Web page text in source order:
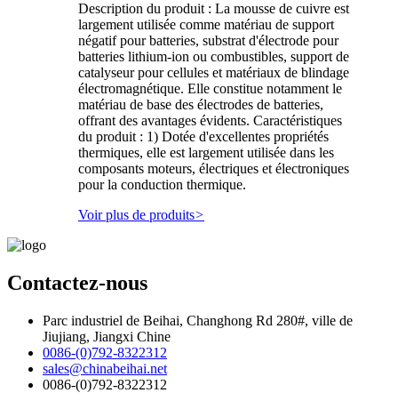
Description du produit : La mousse de cuivre est
largement utilisée comme matériau de support
négatif pour batteries, substrat d'électrode pour
batteries lithium-ion ou combustibles, support de
catalyseur pour cellules et matériaux de blindage
électromagnétique. Elle constitue notamment le
matériau de base des électrodes de batteries,
offrant des avantages évidents. Caractéristiques
du produit : 1) Dotée d'excellentes propriétés
thermiques, elle est largement utilisée dans les
composants moteurs, électriques et électroniques
pour la conduction thermique.
Voir plus de produits>
Contactez-nous
Parc industriel de Beihai, Changhong Rd 280#, ville de
Jiujiang, Jiangxi Chine
0086-(0)792-8322312
sales@chinabeihai.net
0086-(0)792-8322312